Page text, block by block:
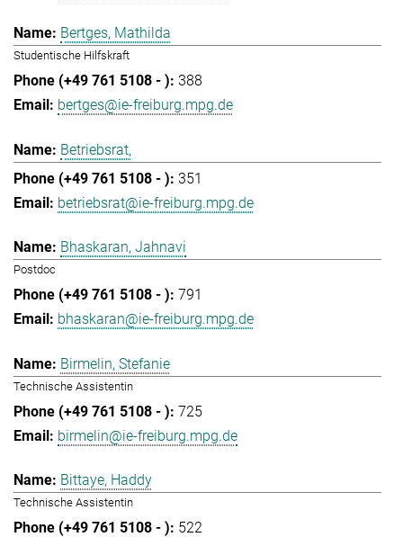
Bertges, Mathilda
Studentische Hilfskraft
388
bertges@ie-freiburg.mpg.de
Betriebsrat,
351
betriebsrat@ie-freiburg.mpg.de
Bhaskaran, Jahnavi
Postdoc
791
bhaskaran@ie-freiburg.mpg.de
Birmelin, Stefanie
Technische Assistentin
725
birmelin@ie-freiburg.mpg.de
Bittaye, Haddy
Technische Assistentin
522